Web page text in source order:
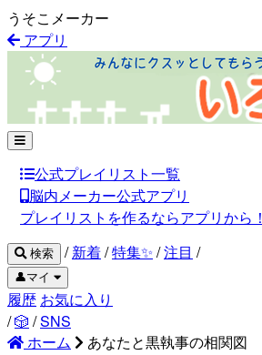
うそこメーカー
アプリ
公式プレイリスト一覧
脳内メーカー公式アプリ
プレイリストを作るならアプリから！
検索 / 新着/特集✨ /注目 /
👤マイ
履歴 お気に入り
/🎲 /SNS
ホーム
あなたと黒執事の相関図